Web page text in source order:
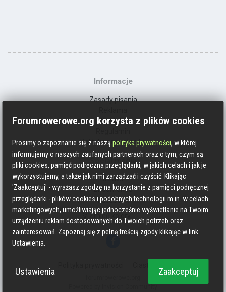
Informacje
Zasady pisania
Kontakt
Polityka prywatności
Social media
Strava
Endomondo
Facebook
Zmień kolory
Forumrowerowe.org korzysta z plików cookies
Prosimy o zapoznanie się z nasząpolityka prywatności, w której
informujemy o naszych zaufanych partnerach oraz o tym, czym są
pliki cookies, pamięć podręczna przeglądarki, w jakich celach i jak je
wykorzystujemy, a także jak nimi zarządzać i czyścić. Klikając
'Zaakceptuj' - wyrażasz zgodzę na korzystanie z pamięci podręcznej
przeglądarki - plików cookies i podobnych technologii m.in. w celach
marketingowych, umożliwiając jednocześnie wyświetlanie na Twoim
urządzeniu reklam dostosowanych do Twoich potrzeb oraz
zainteresowań. Zapoznaj się z pełną treścią zgody klikając w link
Ustawienia.
Ustawienia Zaakceptuj